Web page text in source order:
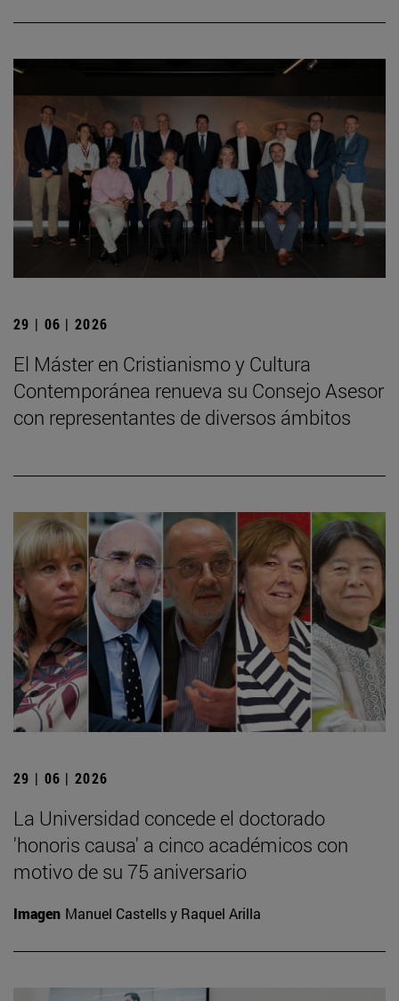
29 | 06 | 2026
El Máster en Cristianismo y Cultura
Contemporánea renueva su Consejo Asesor
con representantes de diversos ámbitos
29 | 06 | 2026
La Universidad concede el doctorado
'honoris causa' a cinco académicos con
motivo de su 75 aniversario
Imagen Manuel Castells y Raquel Arilla